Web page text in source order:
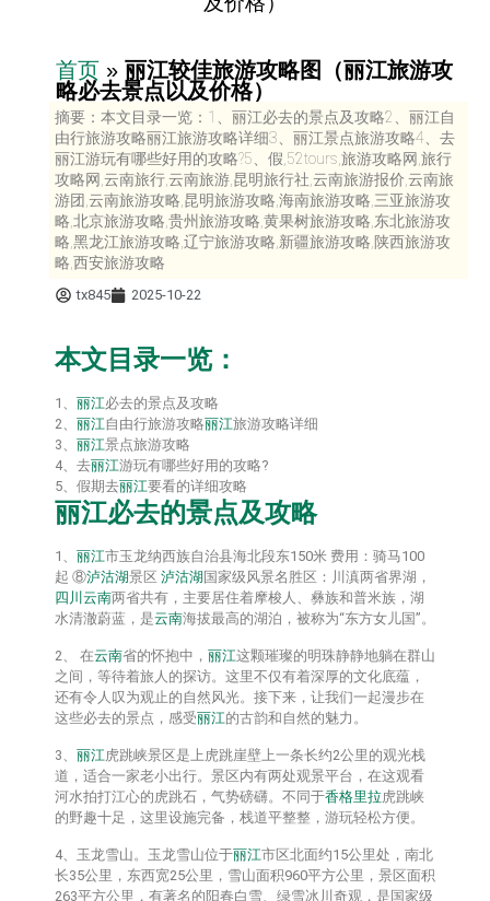
首页 » 丽江较佳旅游攻略图（丽江旅游攻
略必去景点以及价格）
摘要：本文目录一览：1、丽江必去的景点及攻略2、丽江自
由行旅游攻略丽江旅游攻略详细3、丽江景点旅游攻略4、去
丽江游玩有哪些好用的攻略?5、假,52tours,旅游攻略网,旅行
攻略网,云南旅行,云南旅游,昆明旅行社,云南旅游报价,云南旅
游团,云南旅游攻略,昆明旅游攻略,海南旅游攻略,三亚旅游攻
略,北京旅游攻略,贵州旅游攻略,黄果树旅游攻略,东北旅游攻
略,黑龙江旅游攻略,辽宁旅游攻略,新疆旅游攻略,陕西旅游攻
略,西安旅游攻略
tx845 2025-10-22
本文目录一览：
1、 丽江必去的景点及攻略
2、 丽江自由行旅游攻略丽江旅游攻略详细
3、 丽江景点旅游攻略
4、去丽江游玩有哪些好用的攻略?
5、假期去丽江要看的详细攻略
丽江必去的景点及攻略
1、 丽江市玉龙纳西族自治县海北段东150米 费用：骑马100
起 ⑧泸沽湖景区 泸沽湖 国家级风景名胜区：川滇两省界湖，
四川 云南两省共有，主要居住着摩梭人、彝族和普米族，湖
水清澈蔚蓝，是云南海拔最高的湖泊，被称为“东方女儿国”。
2、 在云南省的怀抱中， 丽江这颗璀璨的明珠静静地躺在群山
之间，等待着旅人的探访。这里不仅有着深厚的文化底蕴，
还有令人叹为观止的自然风光。接下来，让我们一起漫步在
这些必去的景点，感受丽江的古韵和自然的魅力。
3、 丽江虎跳峡景区是上虎跳崖壁上一条长约2公里的观光栈
道，适合一家老小出行。景区内有两处观景平台，在这观看
河水拍打江心的虎跳石，气势磅礴。不同于香格里拉虎跳峡
的野趣十足，这里设施完备，栈道平整整，游玩轻松方便。
4、玉龙雪山。玉龙雪山位于丽江市区北面约15公里处，南北
长35公里，东西宽25公里，雪山面积960平方公里，景区面积
263平方公里，有著名的阳春白雪、绿雪冰川奇观，是国家级